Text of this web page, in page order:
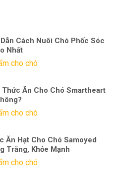
Cách Nuôi Chó Phốc Sóc
Nhất
cho chó
Thức Ăn Cho Chó Smartheart
cho chó
Ăn Hạt Cho Chó Samoyed
Trắng, Khỏe Mạnh
cho chó